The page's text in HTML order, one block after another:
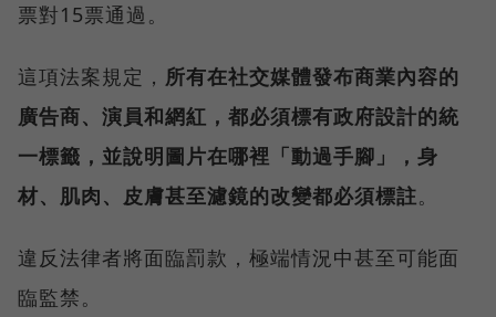
票對15票通過。
這項法案規定， 所有在社交媒體發布商業內容的
廣告商、演員和網紅，都必須標有政府設計的統
一標籤，並說明圖片在哪裡「動過手腳」，身
材、肌肉、皮膚甚至濾鏡的改變都必須標註。
違反法律者將面臨罰款，極端情況中甚至可能面
臨監禁。